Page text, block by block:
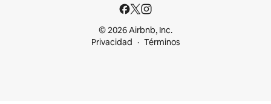
© 2026 Airbnb, Inc.
Privacidad
Términos